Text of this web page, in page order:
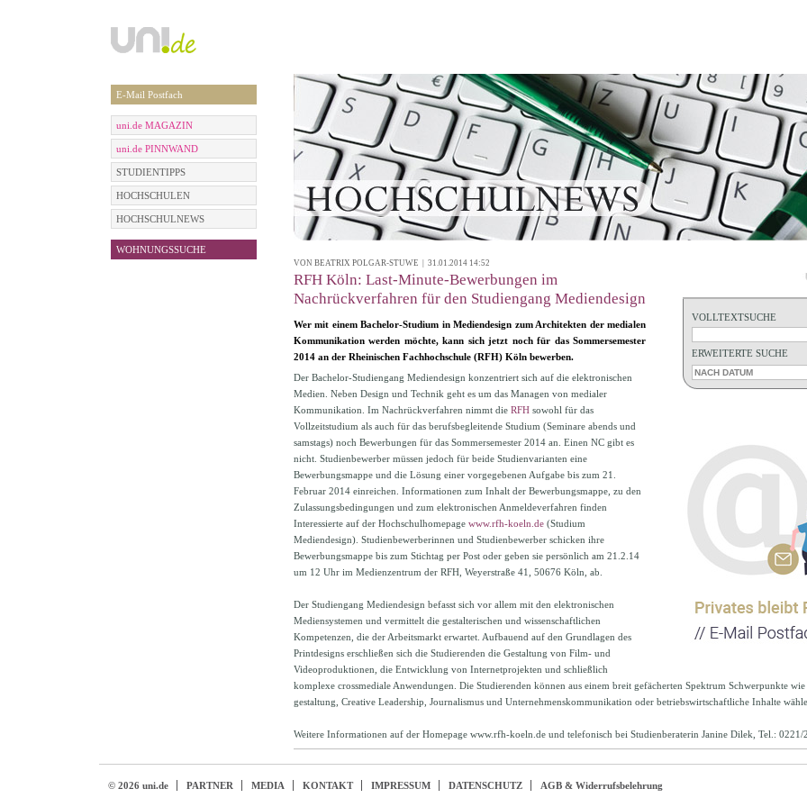
E-Mail Postfach
uni.de MAGAZIN
uni.de PINNWAND
STUDIENTIPPS
HOCHSCHULEN
HOCHSCHULNEWS
WOHNUNGSSUCHE
VOLLTEXTSUCHE
ERWEITERTE SUCHE
VON BEATRIX POLGAR-STÜWE | 31.01.2014 14:52
RFH Köln: Last-Minute-Bewerbungen im
Nachrückverfahren für den Studiengang Mediendesign
Wer mit einem Bachelor-Studium in Mediendesign zum Architekten der medialen
Kommunikation werden möchte, kann sich jetzt noch für das Sommersemester
2014 an der Rheinischen Fachhochschule (RFH) Köln bewerben.
Der Bachelor-Studiengang Mediendesign konzentriert sich auf die elektronischen
Medien. Neben Design und Technik geht es um das Managen von medialer
Kommunikation. Im Nachrückverfahren nimmt die RFHsowohl für das
Vollzeitstudium als auch für das berufsbegleitende Studium (Seminare abends und
samstags) noch Bewerbungen für das Sommersemester 2014 an. Einen NC gibt es
nicht. Studienbewerber müssen jedoch für beide Studienvarianten eine
Bewerbungsmappe und die Lösung einer vorgegebenen Aufgabe bis zum 21.
Februar 2014 einreichen. Informationen zum Inhalt der Bewerbungsmappe, zu den
Zulassungsbedingungen und zum elektronischen Anmeldeverfahren finden
Interessierte auf der Hochschulhomepage www.rfh-koeln.de(Studium
Mediendesign). Studienbewerberinnen und Studienbewerber schicken ihre
Bewerbungsmappe bis zum Stichtag per Post oder geben sie persönlich am 21.2.14
um 12 Uhr im Medienzentrum der RFH, Weyerstraße 41, 50676 Köln, ab.
Der Studiengang Mediendesign befasst sich vor allem mit den elektronischen
Mediensystemen und vermittelt die gestalterischen und wissenschaftlichen
Kompetenzen, die der Arbeitsmarkt erwartet. Aufbauend auf den Grundlagen des
Printdesigns erschließen sich die Studierenden die Gestaltung von Film- und
Videoproduktionen, die Entwicklung von Internetprojekten und schließlich
komplexe crossmediale Anwendungen. Die Studierenden können aus einem breit gefächerten Spektrum Schwerpunkte
gestaltung, Creative Leadership, Journalismus und Unternehmenskommunikation oder betriebswirtschaftliche Inhalte
Weitere Informationen auf der Homepage www.rfh-koeln.de und telefonisch bei Studienberaterin Janine Dilek, Tel.: 0221/
© 2026 uni.de PARTNER MEDIA KONTAKT IMPRESSUM DATENSCHUTZ AGB & Widerrufsbelehrung